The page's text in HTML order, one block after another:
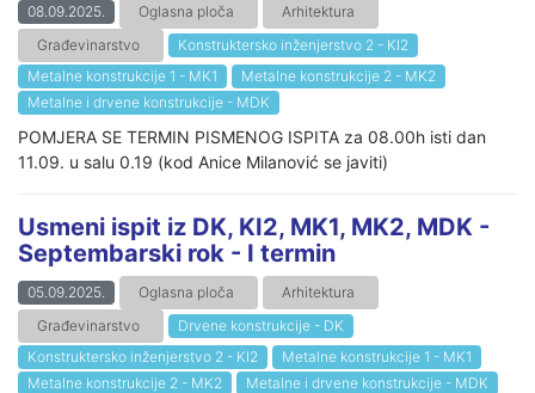
08.09.2025. Oglasna ploča
Arhitektura
Građevinarstvo
Konstruktersko inženjerstvo 2 - KI2
Metalne konstrukcije 1 - MK1
Metalne konstrukcije 2 - MK2
Metalne i drvene konstrukcije - MDK
POMJERA SE TERMIN PISMENOG ISPITA za 08.00h isti dan
11.09. u salu 0.19 (kod Anice Milanović se javiti)
Usmeni ispit iz DK, KI2, MK1, MK2, MDK -
Septembarski rok - I termin
05.09.2025. Oglasna ploča
Arhitektura
Građevinarstvo
Drvene konstrukcije - DK
Konstruktersko inženjerstvo 2 - KI2
Metalne konstrukcije 1 - MK1
Metalne konstrukcije 2 - MK2
Metalne i drvene konstrukcije - MDK